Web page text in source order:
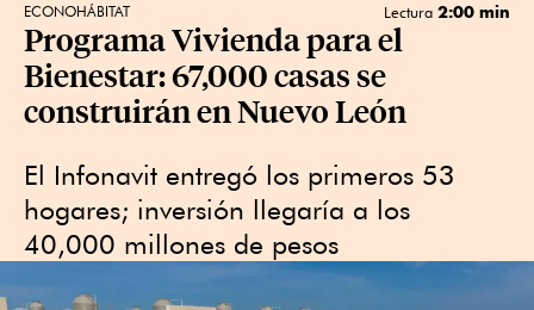
ECONOHÁBITAT Lectura 2:00 min
Programa Vivienda para el
Bienestar: 67,000 casas se
construirán en Nuevo León
El Infonavit entregó los primeros 53
hogares; inversión llegaría a los
40,000 millones de pesos